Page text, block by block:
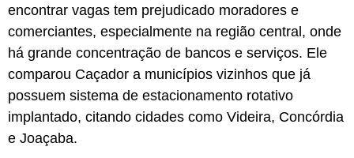
encontrar vagas tem prejudicado moradores e
comerciantes, especialmente na região central, onde
há grande concentração de bancos e serviços. Ele
comparou Caçador a municípios vizinhos que já
possuem sistema de estacionamento rotativo
implantado, citando cidades como Videira, Concórdia
e Joaçaba.